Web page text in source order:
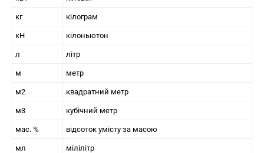
кг кілограм
кН кілоньютон
л літр
м метр
м2 квадратний метр
м3 кубічний метр
мас. % відсоток умісту за масою
мл мілілітр